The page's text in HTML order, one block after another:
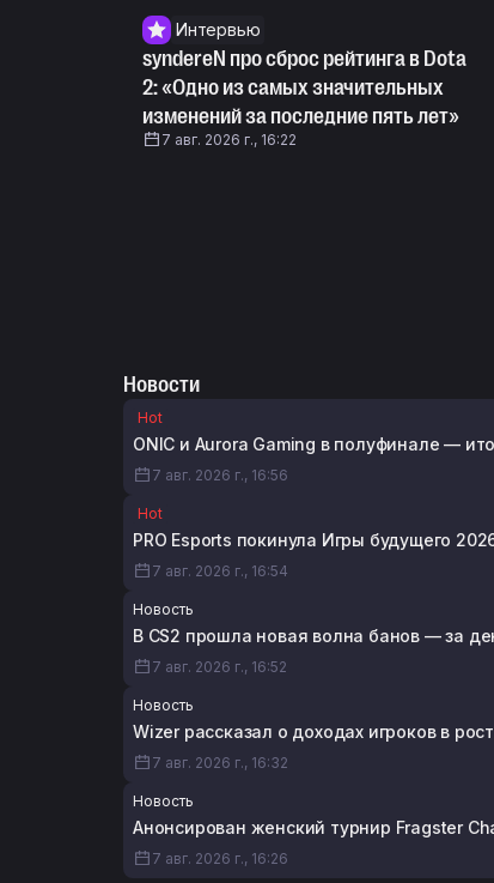
Интервью
syndereN про сброс рейтинга в Dota
2: «Одно из самых значительных
изменений за последние пять лет»
7 авг. 2026 г., 16:22
Новости
Hot
ONIC и Aurora Gaming в полуфинале —
7 авг. 2026 г., 16:56
Hot
PRO Esports покинула Игры будущего
7 авг. 2026 г., 16:54
Новость
В CS2 прошла новая волна банов — за
7 авг. 2026 г., 16:52
Новость
Wizer рассказал о доходах игроков в
7 авг. 2026 г., 16:32
Новость
Анонсирован женский турнир Fragster
7 авг. 2026 г., 16:26